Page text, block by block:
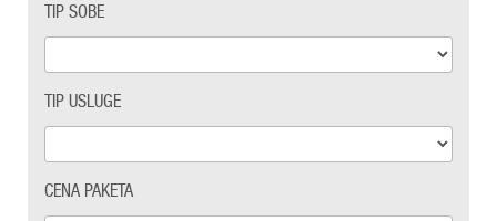
TIP SOBE
TIP USLUGE
CENA PAKETA